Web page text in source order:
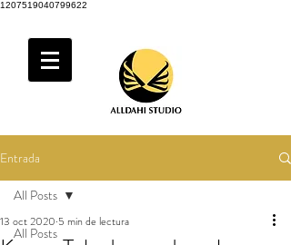
1207519040799622
Entrada
All Posts
All Posts
13 oct 2020 5 min de lectura